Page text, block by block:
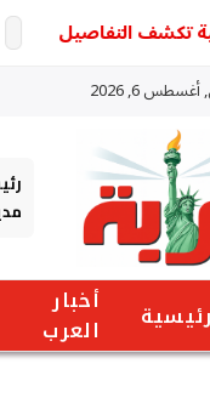
6, 2026
أخبار
العرب